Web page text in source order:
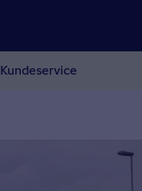
Kundeservice